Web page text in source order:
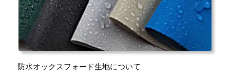
防水オックスフォード生地について